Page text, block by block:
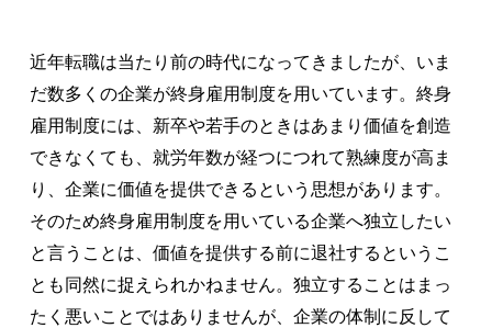
近年転職は当たり前の時代になってきましたが、いま
だ数多くの企業が終身雇用制度を用いています。終身
雇用制度には、新卒や若手のときはあまり価値を創造
できなくても、就労年数が経つにつれて熟練度が高ま
り、企業に価値を提供できるという思想があります。
そのため終身雇用制度を用いている企業へ独立したい
と言うことは、価値を提供する前に退社するというこ
とも同然に捉えられかねません。独立することはまっ
たく悪いことではありませんが、企業の体制に反して